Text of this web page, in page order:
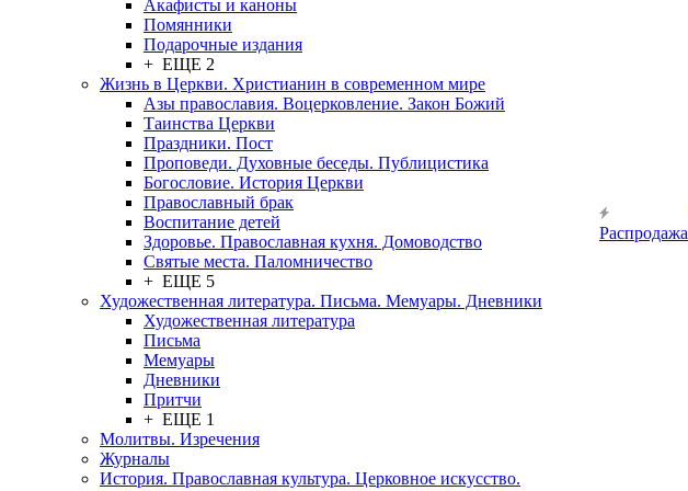
Акафисты и каноны
Помянники
Подарочные издания
+ ЕЩЕ 2
Жизнь в Церкви. Христианин в современном мире
Азы православия. Воцерковление. Закон Божий
Таинства Церкви
Праздники. Пост
Проповеди. Духовные беседы. Публицистика
Богословие. История Церкви
Православный брак
Воспитание детей
Здоровье. Православная кухня. Домоводство
Святые места. Паломничество
+ ЕЩЕ 5
Художественная литература. Письма. Мемуары. Дневники
Художественная литература
Письма
Мемуары
Дневники
Притчи
+ ЕЩЕ 1
Молитвы. Изречения
Журналы
История. Православная культура. Церковное искусство.
Распродажа